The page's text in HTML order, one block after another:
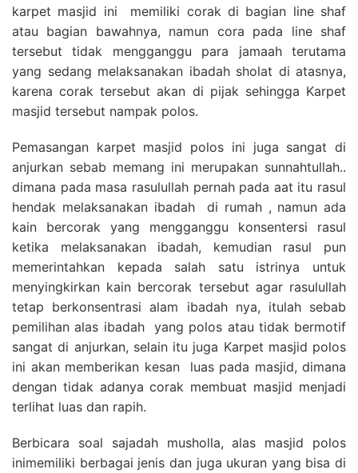
karpet masjid ini memiliki corak di bagian line shaf
atau bagian bawahnya, namun cora pada line shaf
tersebut tidak mengganggu para jamaah terutama
yang sedang melaksanakan ibadah sholat di atasnya,
karena corak tersebut akan di pijak sehingga Karpet
masjid tersebut nampak polos.
Pemasangan karpet masjid polos ini juga sangat di
anjurkan sebab memang ini merupakan sunnahtullah..
dimana pada masa rasulullah pernah pada aat itu rasul
hendak melaksanakan ibadah di rumah , namun ada
kain bercorak yang mengganggu konsentersi rasul
ketika melaksanakan ibadah, kemudian rasul pun
memerintahkan kepada salah satu istrinya untuk
menyingkirkan kain bercorak tersebut agar rasulullah
tetap berkonsentrasi alam ibadah nya, itulah sebab
pemilihan alas ibadah yang polos atau tidak bermotif
sangat di anjurkan, selain itu juga Karpet masjid polos
ini akan memberikan kesan luas pada masjid, dimana
dengan tidak adanya corak membuat masjid menjadi
terlihat luas dan rapih.
Berbicara soal sajadah musholla, alas masjid polos
inimemiliki berbagai jenis dan juga ukuran yang bisa di